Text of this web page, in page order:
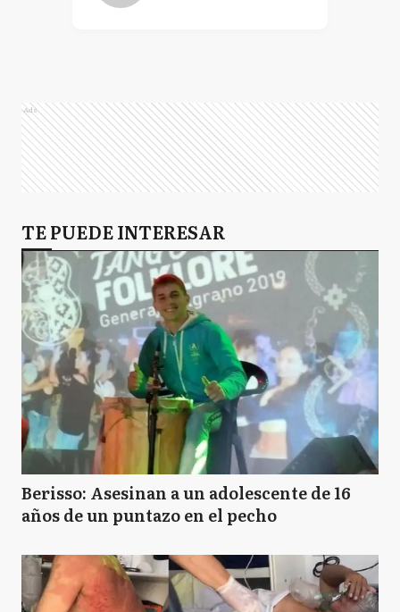
Ads
TE PUEDE INTERESAR
Berisso: Asesinan a un adolescente de 16
años de un puntazo en el pecho